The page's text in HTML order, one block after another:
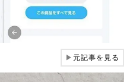
▶元記事を見る